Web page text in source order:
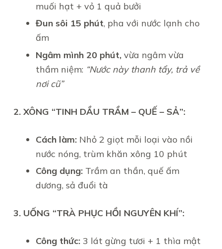
muối hạt + vỏ 1 quả bưởi
Đun sôi 15 phút, pha với nước lạnh cho
ấm
Ngâm mình 20 phút,vừa ngâm vừa
thầm niệm: “Nước này thanh tẩy, trả về
nơi cũ”
2. XÔNG “TINH DẦU TRẦM – QUẾ – SẢ”:
Cách làm:Nhỏ 2 giọt mỗi loại vào nồi
nước nóng, trùm khăn xông 10 phút
Công dụng:Trầm an thần, quế ấm
dương, sả đuổi tà
3. UỐNG “TRÀ PHỤC HỒI NGUYÊN KHÍ”:
Công thức:3 lát gừng tươi + 1 thìa mật